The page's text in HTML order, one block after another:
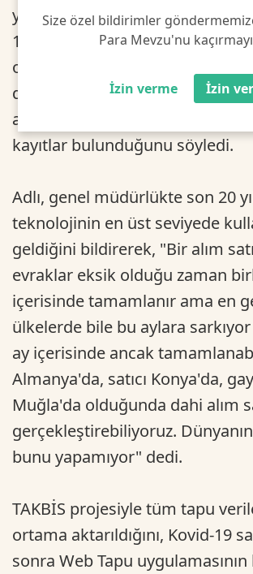
Size özel bildirimler
Para Mevzu'nu
İzin verme İzin ver
yılının Osmanlı'nın özel
1847 olarak kabul edildiğini ama
olarak bakıldığında Osmanlı'nın
dayanan geçmişi olduğunu
arşivlerinde imparatorluğun ilk
kayıtlar bulunduğunu söyledi.
Adlı, genel müdürlükte son 20
teknolojinin en üst seviyede
geldiğini bildirerek, "Bir alım
evraklar eksik olduğu zaman
içerisinde tamamlanır ama en
ülkelerde bile bu aylara
ay içerisinde ancak
Almanya'da, satıcı Konya'da,
Muğla'da olduğunda dahi alım
gerçekleştirebiliyoruz.
bunu yapamıyor" dedi.
TAKBİS projesiyle tüm tapu
ortama aktarıldığını, Kovid-19
sonra Web Tapu